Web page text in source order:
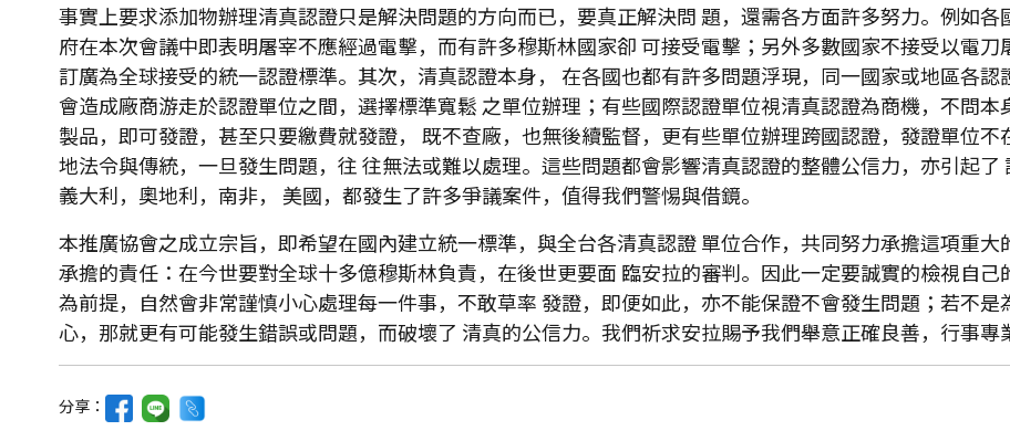
事實上要求添加物辦理清真認證只是解決問題的方向而已，要真正解決問 題，還需各方面許多努力。例如
府在本次會議中即表明屠宰不應經過電擊，而有許多穆斯林國家卻 可接受電擊；另外多數國家不接受以電
訂廣為全球接受的統一認證標準。其次，清真認證本身， 在各國也都有許多問題浮現，同一國家或地區各
會造成廠商游走於認證單位之間，選擇標準寬鬆 之單位辦理；有些國際認證單位視清真認證為商機，不問
製品，即可發證，甚至只要繳費就發證， 既不查廠，也無後續監督，更有些單位辦理跨國認證，發證單位
地法令與傳統，一旦發生問題，往 往無法或難以處理。這些問題都會影響清真認證的整體公信力，亦引起了
義大利，奧地利，南非， 美國，都發生了許多爭議案件，值得我們警惕與借鏡。
本推廣協會之成立宗旨，即希望在國內建立統一標準，與全台各清真認證 單位合作，共同努力承擔這項重
承擔的責任：在今世要對全球十多億穆斯林負責，在後世更要面 臨安拉的審判。因此一定要誠實的檢視自
為前提，自然會非常謹慎小心處理每一件事，不敢草率 發證，即便如此，亦不能保證不會發生問題；若不
心，那就更有可能發生錯誤或問題，而破壞了 清真的公信力。我們祈求安拉賜予我們舉意正確良善，行事專
分享：